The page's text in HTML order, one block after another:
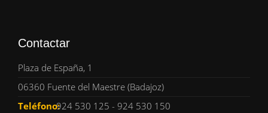
Contactar
Plaza de España, 1
06360 Fuente del Maestre (Badajoz)
Teléfono:924 530 125 - 924 530 150